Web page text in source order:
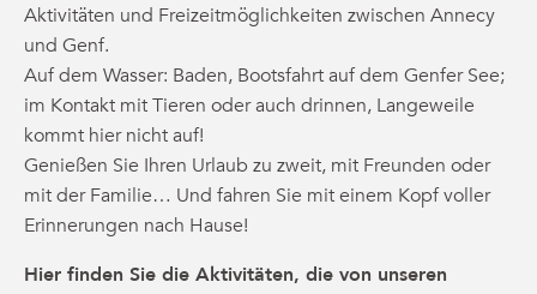
Aktivitäten und Freizeitmöglichkeiten zwischen Annecy
und Genf.
Auf dem Wasser: Baden, Bootsfahrt auf dem Genfer See;
im Kontakt mit Tieren oder auch drinnen, Langeweile
kommt hier nicht auf!
Genießen Sie Ihren Urlaub zu zweit, mit Freunden oder
mit der Familie… Und fahren Sie mit einem Kopf voller
Erinnerungen nach Hause!
Hier finden Sie die Aktivitäten, die von unseren